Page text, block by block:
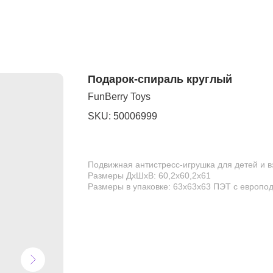
Подарок-спираль круглый
FunBerry Toys
SKU: 50006999
Подвижная антистресс-игрушка для детей и
Размеры ДхШхВ: 60,2х60,2х61
Размеры в упаковке: 63х63х63 ПЭТ с